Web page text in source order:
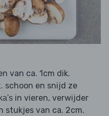
van ca. 1cm dik.
schoon en snijd ze
in vieren, verwijder
stukjes van ca. 2cm.